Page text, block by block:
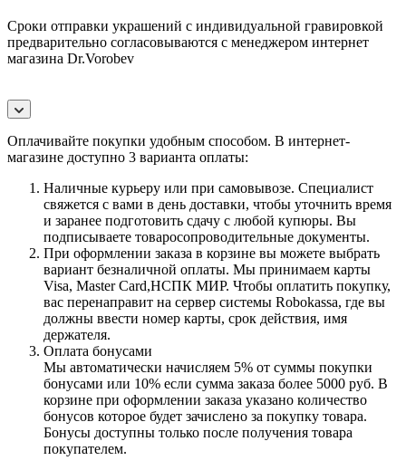
Сроки отправки украшений с индивидуальной гравировкой
предварительно согласовываются с менеджером интернет
магазина Dr.Vorobev
Оплачивайте покупки удобным способом. В интернет-
магазине доступно 3 варианта оплаты:
Наличные курьеру или при самовывозе. Специалист
свяжется с вами в день доставки, чтобы уточнить время
и заранее подготовить сдачу с любой купюры. Вы
подписываете товаросопроводительные документы.
При оформлении заказа в корзине вы можете выбрать
вариант безналичной оплаты. Мы принимаем карты
Visa, Master Card,НСПК МИР. Чтобы оплатить покупку,
вас перенаправит на сервер системы Robokassa, где вы
должны ввести номер карты, срок действия, имя
держателя.
Оплата бонусами
Мы автоматически начисляем 5% от суммы покупки
бонусами или 10% если сумма заказа более 5000 руб. В
корзине при оформлении заказа указано количество
бонусов которое будет зачислено за покупку товара.
Бонусы доступны только после получения товара
покупателем.